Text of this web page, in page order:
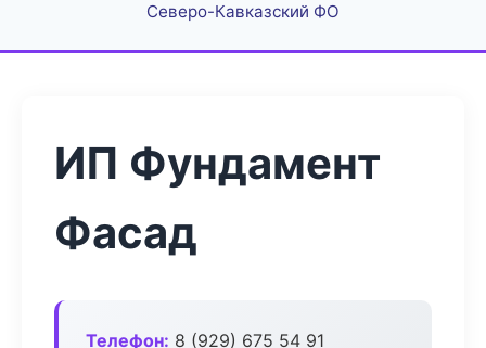
Северо-Кавказский ФО
ИП Фундамент
Фасад
Телефон: 8 (929) 675 54 91